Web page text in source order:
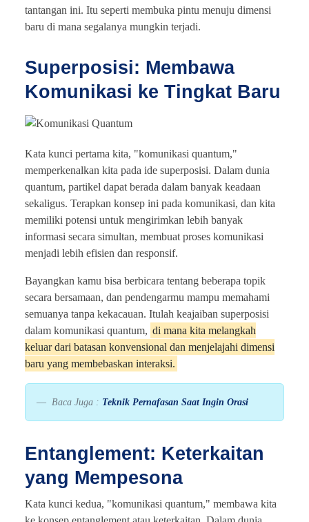
tantangan ini. Itu seperti membuka pintu menuju dimensi
baru di mana segalanya mungkin terjadi.
Superposisi: Membawa
Komunikasi ke Tingkat Baru
Kata kunci pertama kita, "komunikasi quantum,"
memperkenalkan kita pada ide superposisi. Dalam dunia
quantum, partikel dapat berada dalam banyak keadaan
sekaligus. Terapkan konsep ini pada komunikasi, dan kita
memiliki potensi untuk mengirimkan lebih banyak
informasi secara simultan, membuat proses komunikasi
menjadi lebih efisien dan responsif.
Bayangkan kamu bisa berbicara tentang beberapa topik
secara bersamaan, dan pendengarmu mampu memahami
semuanya tanpa kekacauan. Itulah keajaiban superposisi
dalam komunikasi quantum, di mana kita melangkah
keluar dari batasan konvensional dan menjelajahi dimensi
baru yang membebaskan interaksi.
Baca Juga : Teknik Pernafasan Saat Ingin Orasi
Entanglement: Keterkaitan
yang Mempesona
Kata kunci kedua, "komunikasi quantum," membawa kita